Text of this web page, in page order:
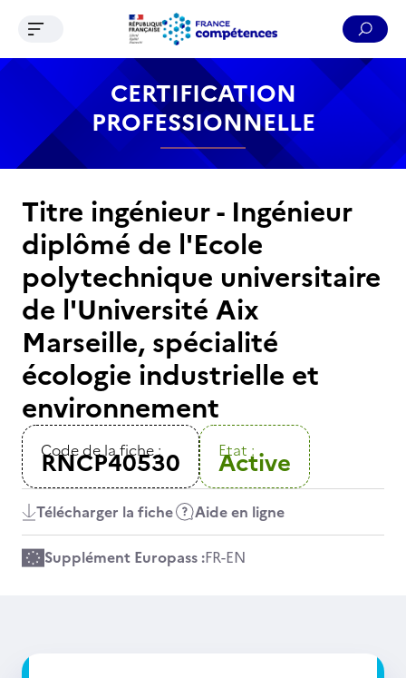
Contenu Recherche Menu Pied de page
Ouvrir le menu de navigation
CERTIFICATION
PROFESSIONNELLE
Titre ingénieur - Ingénieur
diplômé de l'Ecole
polytechnique universitaire
de l'Université Aix
Marseille, spécialité
écologie industrielle et
environnement
Code de la fiche :
RNCP40530 Etat :
Active
Télécharger la fiche Aide en ligne
Supplément Europass :FR-EN